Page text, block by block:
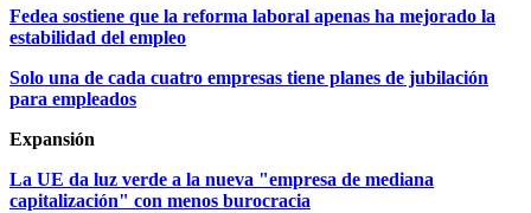
Fedea sostiene que la reforma laboral apenas ha mejorado la
estabilidad del empleo
Solo una de cada cuatro empresas tiene planes de jubilación
para empleados
Expansión
La UE da luz verde a la nueva "empresa de mediana
capitalización" con menos burocracia